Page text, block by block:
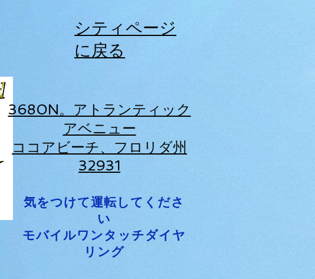
シティページ
に戻る
3680N。アトランティック
アベニュー
ココアビーチ、フロリダ州
32931
気をつけて運転してくださ
い
モバイルワンタッチダイヤ
リング